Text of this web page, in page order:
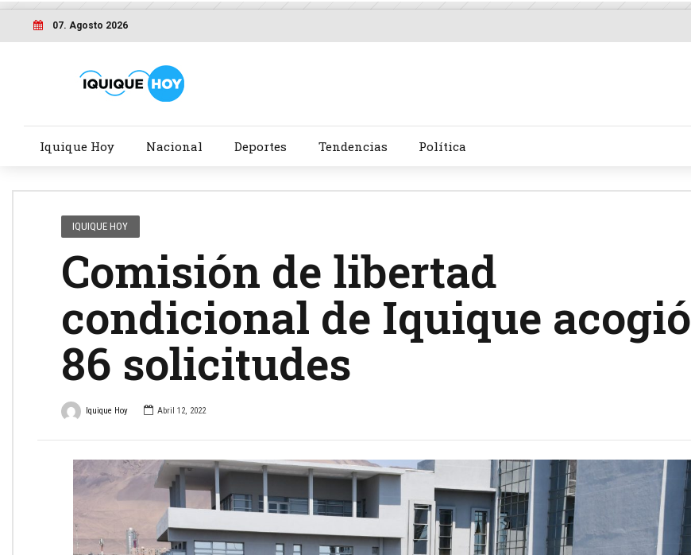
07. Agosto 2026
Iquique Hoy Nacional Deportes Tendencias Política
IQUIQUE HOY
Comisión de libertad
condicional de Iquique acogió
86 solicitudes
Iquique Hoy Abril 12, 2022